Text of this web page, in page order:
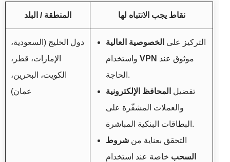
المنطقة / البلد نقاط يجب الانتباه لها
دول الخليج (السعودية،
الإمارات، قطر،
الكويت، البحرين،
عمان)
التركيز على الخصوصية العالية
VPN
الحاجة.
تفضيل المحافظ الإلكترونية
والعملات المشفّرة على
البطاقات البنكية المباشرة.
التحقق بعناية من شروط
السحب خاصة عند استخدام